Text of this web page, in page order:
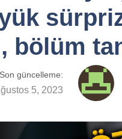
bölüm
Son güncelleme:
5, 2023